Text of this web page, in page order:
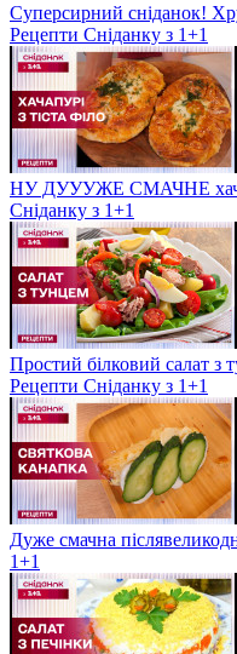
Суперсирний сніданок!
Рецепти Сніданку з 1+1
НУ ДУУУЖЕ СМАЧНЕ
Сніданку з 1+1
Простий білковий салат з
Рецепти Сніданку з 1+1
Дуже смачна
1+1